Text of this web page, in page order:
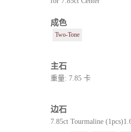
成色
Two-Tone
主石
重量: 7.85 卡
边石
7.85ct Tourmaline